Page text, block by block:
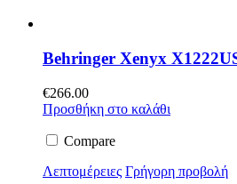
Behringer Xenyx
€266.00
Προσθήκη στο καλάθι
Compare
Λεπτομέρειες Γρήγορη προβολή